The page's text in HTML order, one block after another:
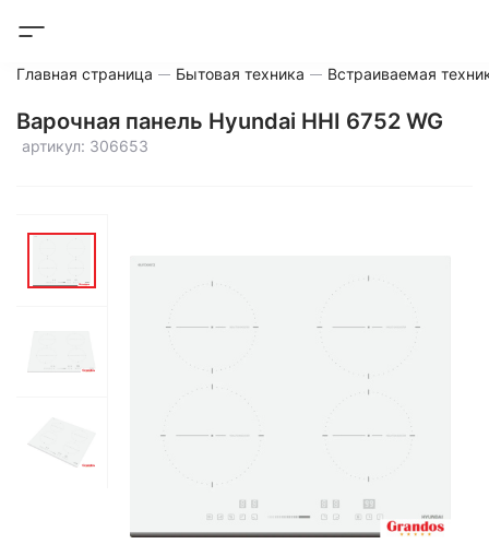
Главная страница Бытовая техника Встраиваемая
Варочная панель Hyundai HHI 6752 WG
артикул: 306653